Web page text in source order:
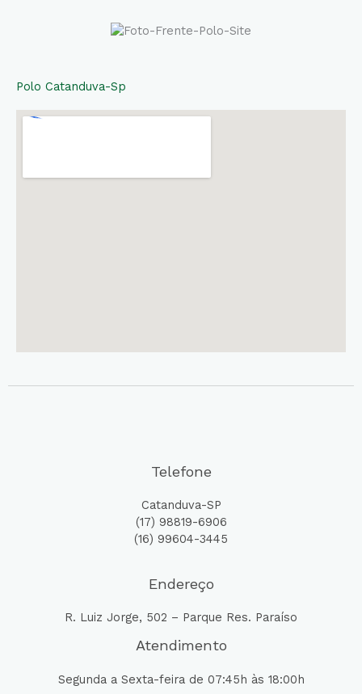
Polo Catanduva-Sp
Telefone
Catanduva-SP
(17) 98819-6906
(16) 99604-3445
Endereço
R. Luiz Jorge, 502 – Parque Res. Paraíso
Atendimento
Segunda a Sexta-feira de 07:45h às 18:00h